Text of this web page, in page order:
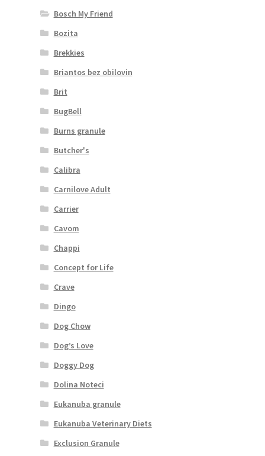
Bosch My Friend
Bozita
Brekkies
Briantos bez obilovin
Brit
BugBell
Burns granule
Butcher's
Calibra
Carnilove Adult
Carrier
Cavom
Chappi
Concept for Life
Crave
Dingo
Dog Chow
Dog’s Love
Doggy Dog
Dolina Noteci
Eukanuba granule
Eukanuba Veterinary Diets
Exclusion Granule